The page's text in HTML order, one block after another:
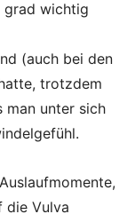
grad wichtig
(auch bei den
trotzdem
man unter sich
die Vulva